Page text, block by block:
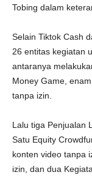
Tobing dalam
Selain Tiktok Cash
26 entitas kegiatan
antaranya
Money Game,
tanpa izin.
Lalu tiga Penjualan
Satu Equity
konten video tanpa
izin, dan dua